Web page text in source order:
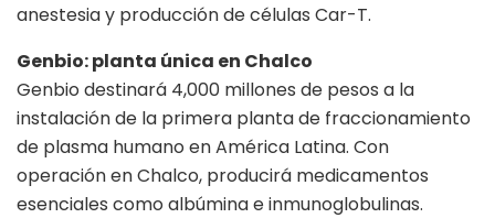
anestesia y producción de células Car-T.
Genbio: planta única en Chalco
Genbio destinará 4,000 millones de pesos a la
instalación de la primera planta de fraccionamiento
de plasma humano en América Latina. Con
operación en Chalco, producirá medicamentos
esenciales como albúmina e inmunoglobulinas.